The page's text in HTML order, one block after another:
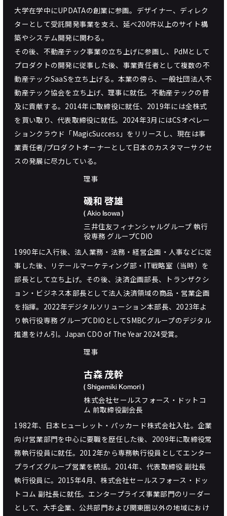
大学在学中にUPDATAの創業に参画。デザイナー、ディレク
ターとして受託開発事業を支え、延べ200件以上のサイト構
築やシステム開発に関わる。
その後、不動産テック事業の立ち上げに参画し、PdMとして
プロダクトの開発に従事した後、事業責任者として複数の不
動産テックSaaSを立ち上げる。本業の傍ら、一般社団法人不
動産テック協会を立ち上げ、理事に就任。不動産テックの普
及に貢献する。2014年に取締役に就任、2019年には全株式
を買い取り、代表取締役に就任。2024年3月にはCSオペレー
ションクラウド「MagicSuccess」をリリースし、現在は事
業責任者/プロダクトオーナーとして日本のカスタマーサクセ
スの発展に尽力している。
理事
磯和 啓雄
( Akio Isowa )
三井住友フィナンシャルグループ 執行
役専務 グループCDIO
1990年に入行後、法人業務・法務・経営企画・人事などに従
事した後、リテールマーケティング部・IT戦略室（当時）を
部長として立ち上げ。その後、決済企画部長、トランザクシ
ョン・ビジネス本部長として法人決済領域の商品・営業企画
を指揮。2022年デジタルソリューション本部長、2023年よ
り執行役専務 グループCDIOとしてSMBCグループのデジタル
推進をけん引。Japan CDO of The Year 2024受賞。
理事
古森 茂幹
( Shigemiki Komori )
株式会社セールスフォース・ドットコ
ム 前取締役副会長
1982年、日本ヒューレット・パッカード株式会社入社。企業
向け営業部門を中心に要職を歴任した後、2009年に取締役常
務執行役員に就任。2012年から専務執行役員としてエンター
プライズグループ営業を統括。2014年、代表取締役 副社長
執行役員に。2015年4月、株式会社セールスフォース・ドッ
トコム 副社長に就任。エンタープライズ事業部門のリーダー
として、大手企業、公共部門および関東圏以外の地域におけ